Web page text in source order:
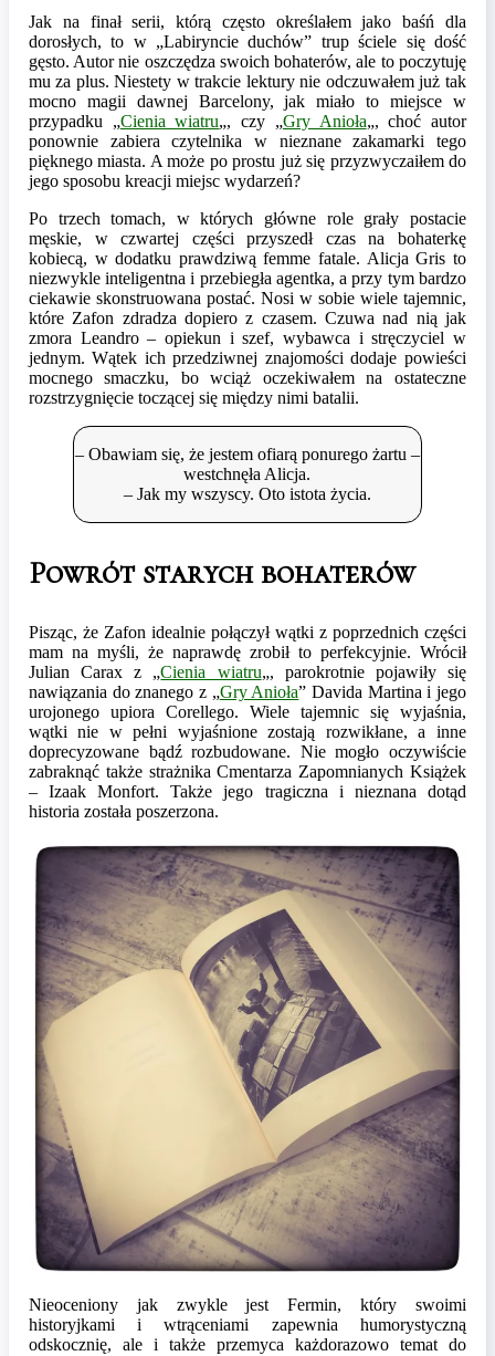
Jak na finał serii, którą często określałem jako baśń dla
dorosłych, to w „Labiryncie duchów” trup ściele się dość
gęsto. Autor nie oszczędza swoich bohaterów, ale to poczytuję
mu za plus. Niestety w trakcie lektury nie odczuwałem już tak
mocno magii dawnej Barcelony, jak miało to miejsce w
przypadku „Cienia wiatru„, czy „Gry Anioła„, choć autor
ponownie zabiera czytelnika w nieznane zakamarki tego
pięknego miasta. A może po prostu już się przyzwyczaiłem do
jego sposobu kreacji miejsc wydarzeń?
Po trzech tomach, w których główne role grały postacie
męskie, w czwartej części przyszedł czas na bohaterkę
kobiecą, w dodatku prawdziwą femme fatale. Alicja Gris to
niezwykle inteligentna i przebiegła agentka, a przy tym bardzo
ciekawie skonstruowana postać. Nosi w sobie wiele tajemnic,
które Zafon zdradza dopiero z czasem. Czuwa nad nią jak
zmora Leandro – opiekun i szef, wybawca i stręczyciel w
jednym. Wątek ich przedziwnej znajomości dodaje powieści
mocnego smaczku, bo wciąż oczekiwałem na ostateczne
rozstrzygnięcie toczącej się między nimi batalii.
– Obawiam się, że jestem ofiarą ponurego żartu –
westchnęła Alicja.
– Jak my wszyscy. Oto istota życia.
Powrót starych bohaterów
Pisząc, że Zafon idealnie połączył wątki z poprzednich części
mam na myśli, że naprawdę zrobił to perfekcyjnie. Wrócił
Julian Carax z „Cienia wiatru„, parokrotnie pojawiły się
nawiązania do znanego z „Gry Anioła” Davida Martina i jego
urojonego upiora Corellego. Wiele tajemnic się wyjaśnia,
wątki nie w pełni wyjaśnione zostają rozwikłane, a inne
doprecyzowane bądź rozbudowane. Nie mogło oczywiście
zabraknąć także strażnika Cmentarza Zapomnianych Książek
– Izaak Monfort. Także jego tragiczna i nieznana dotąd
historia została poszerzona.
Nieoceniony jak zwykle jest Fermin, który swoimi
historyjkami i wtrąceniami zapewnia humorystyczną
odskocznię, ale i także przemyca każdorazowo temat do